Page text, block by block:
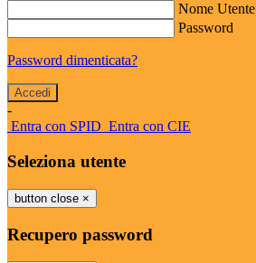
Nome Utente
Password
Password dimenticata?
-
Entra con SPID Entra con CIE
Seleziona utente
button close ×
Recupero password